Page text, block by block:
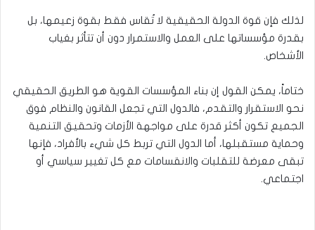
لذلك فإن قوة الدولة الحقيقية لا تُقاس فقط بقوة زعيمها، بل
بقدرة مؤسساتها على العمل والاستمرار دون أن تتأثر بغياب
الأشخاص.
ختاماً، يمكن القول إن بناء المؤسسات القوية هو الطريق الحقيقي
نحو الاستقرار والتقدم، فالدول التي تجعل القانون والنظام فوق
الجميع تكون أكثر قدرة على مواجهة الأزمات وتحقيق التنمية
وحماية مستقبلها، أما الدول التي تربط كل شيء بالأفراد، فإنها
تبقى معرضة للتقلبات والانقسامات مع كل تغيير سياسي أو
اجتماعي.